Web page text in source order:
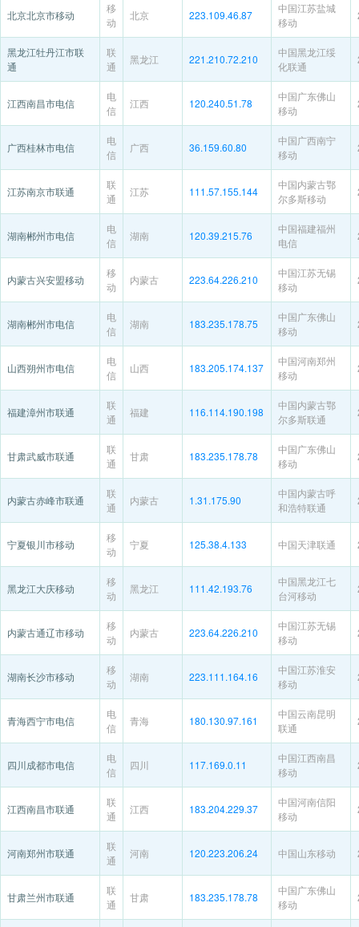
北京北京市移动
移
动
北京 223.109.46.87
中国江苏盐城
移动
黑龙江牡丹江市联
通
联
通
黑龙江 221.210.72.210
中国黑龙江绥
化联通
江西南昌市电信
电
信
江西 120.240.51.78
中国广东佛山
移动
广西桂林市电信
电
信
广西 36.159.60.80
中国广西南宁
移动
江苏南京市联通
联
通
江苏 111.57.155.144
中国内蒙古鄂
尔多斯移动
湖南郴州市电信
电
信
湖南 120.39.215.76
中国福建福州
电信
内蒙古兴安盟移动
移
动
内蒙古 223.64.226.210
中国江苏无锡
移动
湖南郴州市电信
电
信
湖南 183.235.178.75
中国广东佛山
移动
山西朔州市电信
电
信
山西 183.205.174.137
中国河南郑州
移动
福建漳州市联通
联
通
福建 116.114.190.198
中国内蒙古鄂
尔多斯联通
甘肃武威市联通
联
通
甘肃 183.235.178.78
中国广东佛山
移动
内蒙古赤峰市联通
联
通
内蒙古 1.31.175.90
中国内蒙古呼
和浩特联通
宁夏银川市移动
移
动
宁夏 125.38.4.133 中国天津联通
黑龙江大庆移动
移
动
黑龙江 111.42.193.76
中国黑龙江七
台河移动
内蒙古通辽市移动
移
动
内蒙古 223.64.226.210
中国江苏无锡
移动
湖南长沙市移动
移
动
湖南 223.111.164.16
中国江苏淮安
移动
青海西宁市电信
电
信
青海 180.130.97.161
中国云南昆明
联通
四川成都市电信
电
信
四川 117.169.0.11
中国江西南昌
移动
江西南昌市联通
联
通
江西 183.204.229.37
中国河南信阳
移动
河南郑州市联通
联
通
河南 120.223.206.24 中国山东移动
甘肃兰州市联通
联
通
甘肃 183.235.178.78
中国广东佛山
移动